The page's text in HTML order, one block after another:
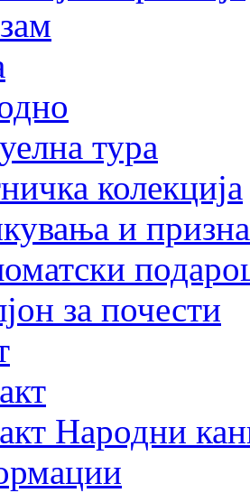
тура
колекција
и
за почести
Народни